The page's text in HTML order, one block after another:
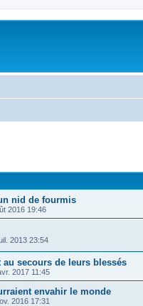
nid de fourmis
2016 19:46
2013 23:54
secours de leurs blessés
2017 11:45
envahir le monde
2016 17:31